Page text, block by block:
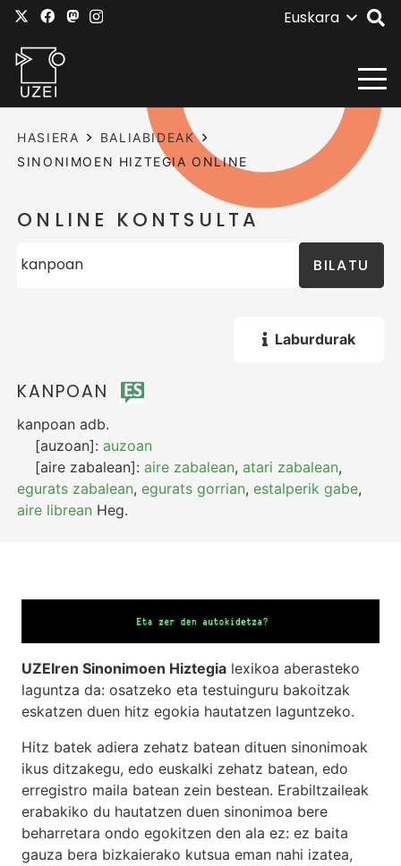
Euskara
HASIERA
BALIABIDEAK
SINONIMOEN HIZTEGIA ONLINE
ONLINE KONTSULTA
BILATU
Laburdurak
KANPOAN
kanpoan adb.
[auzoan]:auzoan
[aire zabalean]:aire zabalean,atari zabalean,
egurats zabalean,egurats gorrian,estalperik gabe,
aire librean Heg.
UZEIren Sinonimoen Hiztegia lexikoa aberasteko
laguntza da: osatzeko eta testuinguru bakoitzak
eskatzen duen hitz egokia hautatzen laguntzeko.
Hitz batek adiera zehatz batean dituen sinonimoak
ikus ditzakegu, edo euskalki zehatz batean, edo
erregistro maila batean zein bestean. Erabiltzaileak
erabakiko du hautatzen duen sinonimoa bere
beharretara ondo egokitzen den ala ez: ez baita
gauza bera bizkaierako kutsua eman nahi izatea,